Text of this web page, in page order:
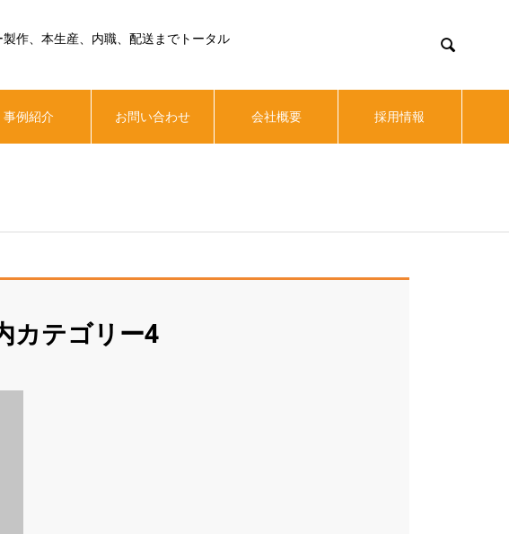
作、本生産、内職、配送までトータル 
事例紹介 お問い合わせ 会社概要 採用情報
カテゴリー4